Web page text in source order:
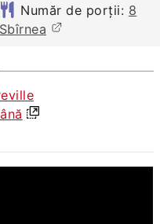
Număr de porții: 8